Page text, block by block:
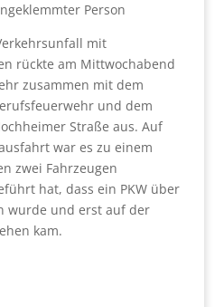
Person
mit
rückte am Mittwochabend
zusammen mit dem
und dem
Straße aus. Auf
war es zu einem
zwei Fahrzeugen
hat, dass ein PKW über
wurde und erst auf der
kam.